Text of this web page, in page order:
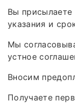
Вы присылаете
указания и
Мы
устное
Вносим
Получаете